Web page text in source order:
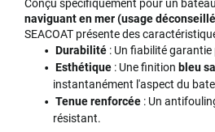
Conçu spécifiquement pour un
naviguant en mer (usage
SEACOAT présente des
Durabilité : Un fiabilité
Esthétique : Une finition bleu
instantanément l'aspect du
Tenue renforcée : Un
résistant.